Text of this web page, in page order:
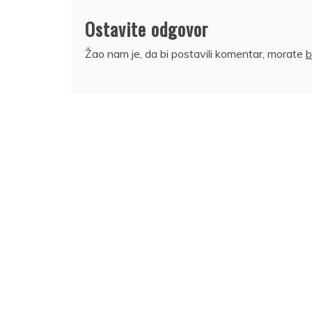
Ostavite odgovor
Žao nam je, da bi postavili komentar, morate